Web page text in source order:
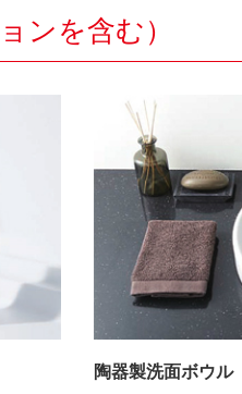
ンを含む）
陶器製洗面ボウル